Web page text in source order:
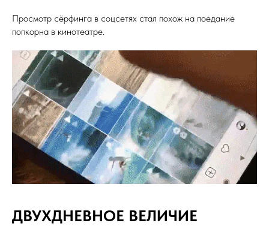
Просмотр сёрфинга в соцсетях стал похож на поедание
попкорна в кинотеатре.
ДВУХДНЕВНОЕ ВЕЛИЧИЕ